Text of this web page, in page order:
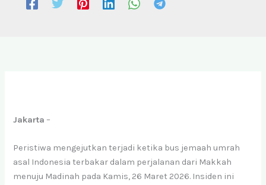
Jakarta –
Peristiwa mengejutkan terjadi ketika bus jemaah umrah
asal Indonesia terbakar dalam perjalanan dari Makkah
menuju Madinah pada Kamis, 26 Maret 2026. Insiden ini